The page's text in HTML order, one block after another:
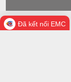
Đã kết nối EMC